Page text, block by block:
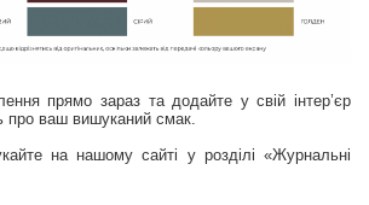
прямо зараз та додайте у свій інтер’єр
про ваш вишуканий смак.
на нашому сайті у розділі «Журнальні